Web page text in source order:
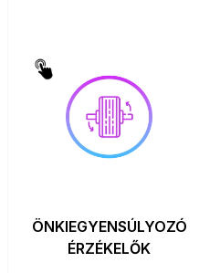
ÖNKIEGYENSÚLYOZÓ
ÉRZÉKELŐK